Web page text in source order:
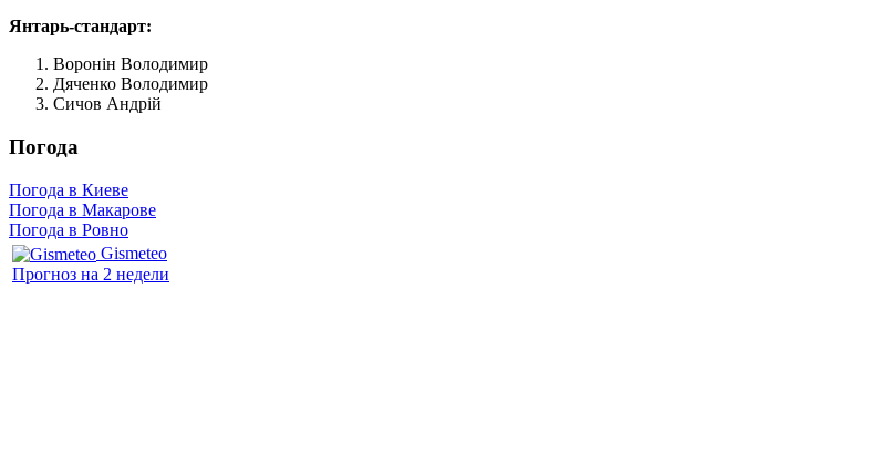
Янтарь-стандарт:
Воронін Володимир
Дяченко Володимир
Сичов Андрій
Погода
Погода в Киеве
Погода в Макарове
Погода в Ровно
Gismeteo
Прогноз на 2 недели